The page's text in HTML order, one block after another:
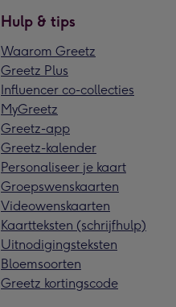
Hulp & tips
Waarom Greetz
Greetz Plus
Influencer co-collecties
MyGreetz
Greetz-app
Greetz-kalender
Personaliseer je kaart
Groepswenskaarten
Videowenskaarten
Kaartteksten (schrijfhulp)
Uitnodigingsteksten
Bloemsoorten
Greetz kortingscode